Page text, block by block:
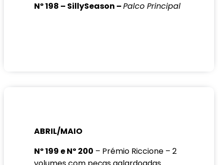
Nº 198 – SillySeason –Palco Principal
ABRIL/MAIO
Nº 199 e Nº 200 – Prémio Riccione – 2